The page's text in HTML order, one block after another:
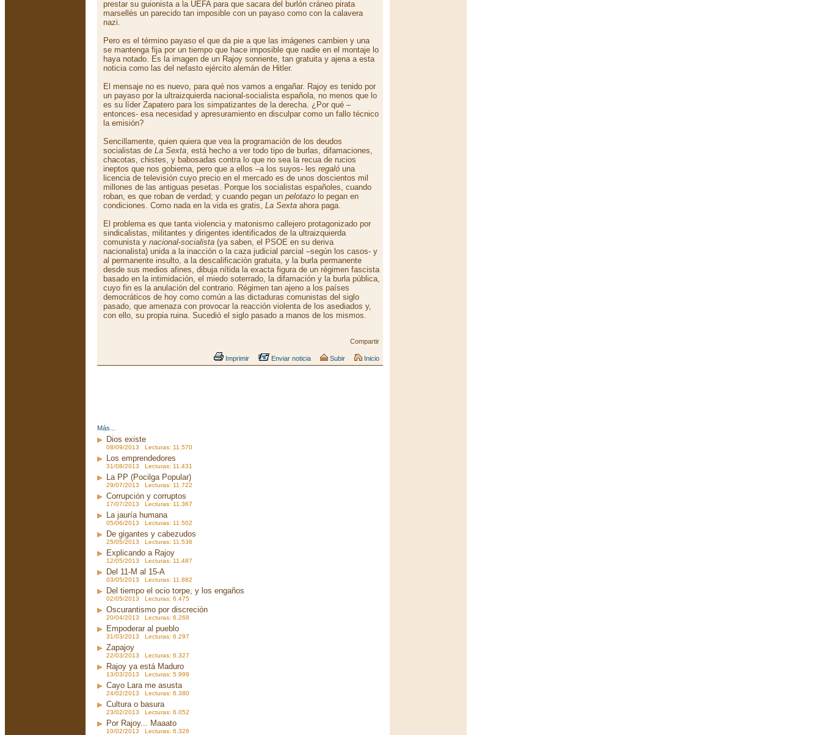
prestar su guionista a la UEFA para que sacara del burlón cráneo pirata
marsellés un parecido tan imposible con un payaso como con la calavera
nazi.
Pero es el término payaso el que da pie a que las imágenes cambien y una
se mantenga fija por un tiempo que hace imposible que nadie en el montaje lo
haya notado. Es la imagen de un Rajoy sonriente, tan gratuita y ajena a esta
noticia como las del nefasto ejército alemán de Hitler.
El mensaje no es nuevo, para qué nos vamos a engañar. Rajoy es tenido por
un payaso por la ultraizquierda nacional-socialista española, no menos que lo
es su líder Zapatero para los simpatizantes de la derecha. ¿Por qué –
entonces- esa necesidad y apresuramiento en disculpar como un fallo técnico
la emisión?
Sencillamente, quien quiera que vea la programación de los deudos
socialistas de La Sexta, está hecho a ver todo tipo de burlas, difamaciones,
chacotas, chistes, y babosadas contra lo que no sea la recua de rucios
ineptos que nos gobierna, pero que a ellos –a los suyos- les regaló una
licencia de televisión cuyo precio en el mercado es de unos doscientos mil
millones de las antiguas pesetas. Porque los socialistas españoles, cuando
roban, es que roban de verdad; y cuando pegan un pelotazo lo pegan en
condiciones. Como nada en la vida es gratis, La Sexta ahora paga.
El problema es que tanta violencia y matonismo callejero protagonizado por
sindicalistas, militantes y dirigentes identificados de la ultraizquierda
comunista y nacional-socialista (ya saben, el PSOE en su deriva
nacionalista) unida a la inacción o la caza judicial parcial –según los casos- y
al permanente insulto, a la descalificación gratuita, y la burla permanente
desde sus medios afines, dibuja nítida la exacta figura de un régimen fascista
basado en la intimidación, el miedo soterrado, la difamación y la burla pública,
cuyo fin es la anulación del contrario. Régimen tan ajeno a los países
democráticos de hoy como común a las dictaduras comunistas del siglo
pasado, que amenaza con provocar la reacción violenta de los asediados y,
con ello, su propia ruina. Sucedió el siglo pasado a manos de los mismos.
Compartir
Imprimir Enviar noticia Subir Inicio
Más...
Dios existe
08/09/2013 Lecturas: 11.570
Los emprendedores
31/08/2013 Lecturas: 11.431
La PP (Pocilga Popular)
29/07/2013 Lecturas: 11.722
Corrupción y corruptos
17/07/2013 Lecturas: 11.367
La jauría humana
05/06/2013 Lecturas: 11.502
De gigantes y cabezudos
25/05/2013 Lecturas: 11.536
Explicando a Rajoy
12/05/2013 Lecturas: 11.487
Del 11-M al 15-A
03/05/2013 Lecturas: 11.882
Del tiempo el ocio torpe, y los engaños
02/05/2013 Lecturas: 6.475
Oscurantismo por discreción
20/04/2013 Lecturas: 6.268
Empoderar al pueblo
31/03/2013 Lecturas: 6.297
Zapajoy
22/03/2013 Lecturas: 6.327
Rajoy ya está Maduro
13/03/2013 Lecturas: 5.999
Cayo Lara me asusta
24/02/2013 Lecturas: 6.380
Cultura o basura
23/02/2013 Lecturas: 6.052
Por Rajoy... Maaato
10/02/2013 Lecturas: 6.326